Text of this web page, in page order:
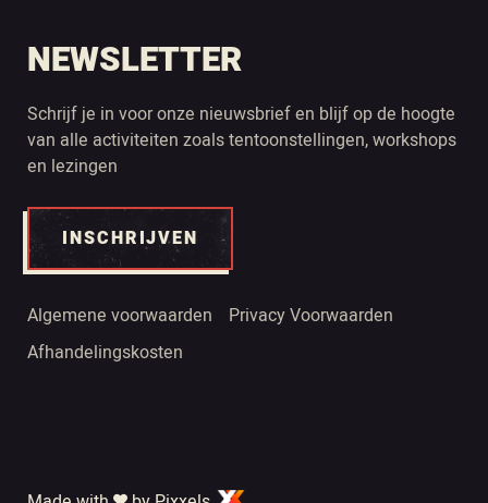
NEWSLETTER
Schrijf je in voor onze nieuwsbrief en blijf op de hoogte
van alle activiteiten zoals tentoonstellingen, workshops
en lezingen
INSCHRIJVEN
Algemene voorwaarden
Privacy Voorwaarden
Afhandelingskosten